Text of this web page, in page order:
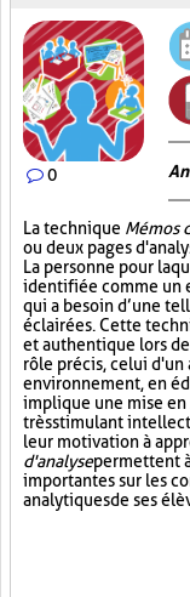
0
La technique Mémos
ou deux pages
La personne pour
identifiée comme un
qui a besoin d’une
éclairées. Cette
et authentique lors
rôle précis, celui
environnement, en
implique une mise
très stimulant
leur motivation à
d'analysepermettent
importantes sur les
analytiques de ses